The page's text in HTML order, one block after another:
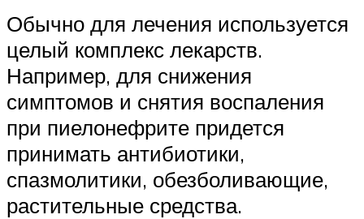
Обычно для лечения используется
целый комплекс лекарств.
Например, для снижения
симптомов и снятия воспаления
при пиелонефрите придется
принимать антибиотики,
спазмолитики, обезболивающие,
растительные средства.